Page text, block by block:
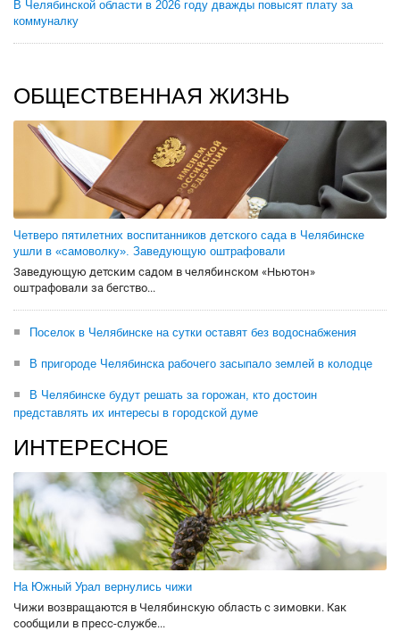
В Челябинской области в 2026 году дважды повысят плату за
коммуналку
ОБЩЕСТВЕННАЯ ЖИЗНЬ
Четверо пятилетних воспитанников детского сада в Челябинске
ушли в «самоволку». Заведующую оштрафовали
Заведующую детским садом в челябинском «Ньютон»
оштрафовали за бегство...
Поселок в Челябинске на сутки оставят без водоснабжения
В пригороде Челябинска рабочего засыпало землей в колодце
В Челябинске будут решать за горожан, кто достоин
представлять их интересы в городской думе
ИНТЕРЕСНОЕ
На Южный Урал вернулись чижи
Чижи возвращаются в Челябинскую область с зимовки. Как
сообщили в пресс-службе...